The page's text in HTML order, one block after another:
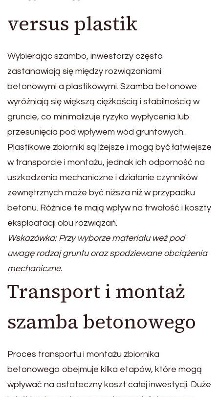
versus plastik
Wybierając szambo, inwestorzy często
zastanawiają się między rozwiązaniami
betonowymi a plastikowymi. Szamba betonowe
wyróżniają się większą ciężkością i stabilnością w
gruncie, co minimalizuje ryzyko wypłycenia lub
przesunięcia pod wpływem wód gruntowych.
Plastikowe zbiorniki są lżejsze i mogą być łatwiejsze
w transporcie i montażu, jednak ich odporność na
uszkodzenia mechaniczne i działanie czynników
zewnętrznych może być niższa niż w przypadku
betonu. Różnice te mają wpływ na trwałość i koszty
eksploatacji obu rozwiązań.
Wskazówka: Przy wyborze materiału weź pod
uwagę rodzaj gruntu oraz spodziewane obciążenia
mechaniczne.
Transport i montaż
szamba betonowego
Proces transportu i montażu zbiornika
betonowego obejmuje kilka etapów, które mogą
wpływać na ostateczny koszt całej inwestycji. Duże